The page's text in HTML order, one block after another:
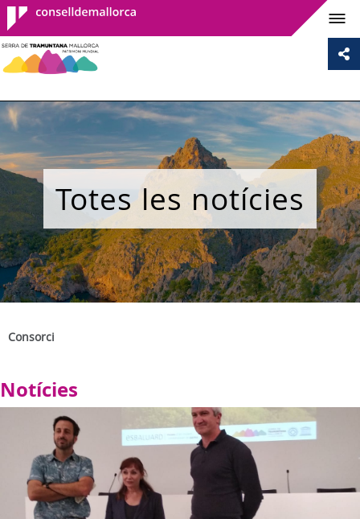
Consell de
Mallorca
Totes les notícies
Consorci
Notícies